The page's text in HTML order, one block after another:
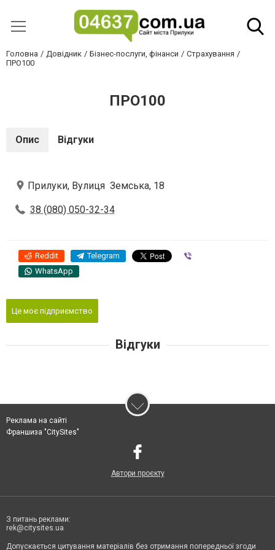
Головна Довідник Бізнес-послуги, фінанси
Страхування
ПРО100
ПРО100
Опис Відгуки
Прилуки, Вулиця Земська, 18
38 (080) 050-32-34
Reddit Telegram
WhatsApp
Це моє підприємство
Відгуки
Реклама на сайті
Франшиза "CitySites"
Автори проєкту
З питань реклами:
rek@citysites.ua
Допускається цитування матеріалів без отримання попередньої згоди